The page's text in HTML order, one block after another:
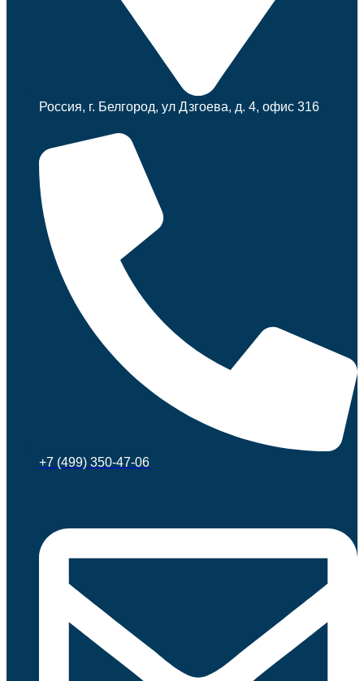
Россия, г. Белгород, ул Дзгоева, д. 4, офис 316
+7 (499) 350-47-06